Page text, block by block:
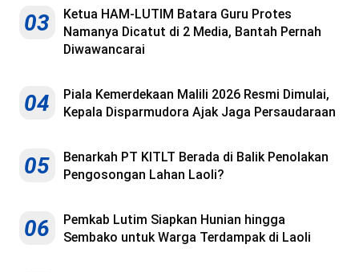
03
Ketua HAM-LUTIM Batara Guru Protes
Namanya Dicatut di 2 Media, Bantah Pernah
Diwawancarai
04
Piala Kemerdekaan Malili 2026 Resmi Dimulai,
Kepala Disparmudora Ajak Jaga Persaudaraan
05
Benarkah PT KITLT Berada di Balik Penolakan
Pengosongan Lahan Laoli?
06
Pemkab Lutim Siapkan Hunian hingga
Sembako untuk Warga Terdampak di Laoli